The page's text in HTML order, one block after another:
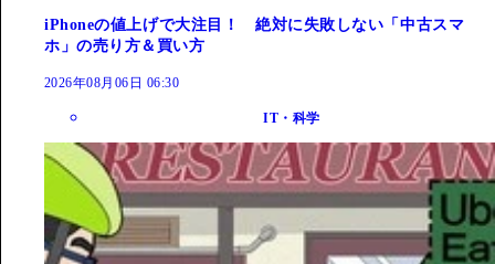
iPhoneの値上げで大注目！ 絶対に失敗しない「中古スマ
ホ」の売り方＆買い方
2026年08月06日 06:30
IT・科学